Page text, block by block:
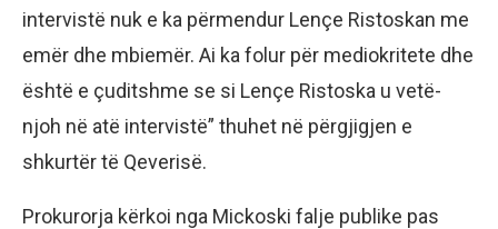
intervistë nuk e ka përmendur Lençe Ristoskan me
emër dhe mbiemër. Ai ka folur për mediokritete dhe
është e çuditshme se si Lençe Ristoska u vetë-
njoh në atë intervistë” thuhet në përgjigjen e
shkurtër të Qeverisë.
Prokurorja kërkoi nga Mickoski falje publike pas